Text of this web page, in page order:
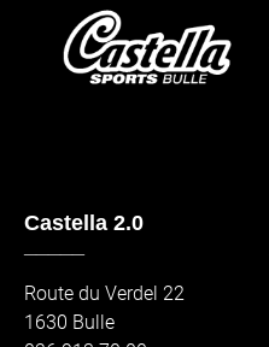
Castella 2.0
Route du Verdel 22
1630 Bulle